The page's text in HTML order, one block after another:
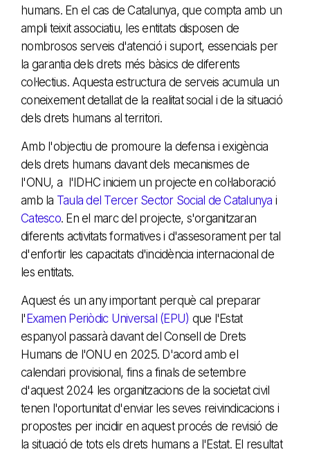
humans. En el cas de Catalunya, que compta amb un
ampli teixit associatiu, les entitats disposen de
nombrosos serveis d'atenció i suport, essencials per
la garantia dels drets més bàsics de diferents
col·lectius. Aquesta estructura de serveis acumula un
coneixement detallat de la realitat social i de la situació
dels drets humans al territori.
Amb l'objectiu de promoure la defensa i exigència
dels drets humans davant dels mecanismes de
l'ONU, a l'IDHC iniciem un projecte en col·laboració
amb la Taula del Tercer Sector Social de Catalunya i
Catesco. En el marc del projecte, s'organitzaran
diferents activitats formatives i d'assesorament per tal
d'enfortir les capacitats d'incidència internacional de
les entitats.
Aquest és un any important perquè cal preparar
l'Examen Periòdic Universal (EPU) que l'Estat
espanyol passarà davant del Consell de Drets
Humans de l'ONU en 2025. D'acord amb el
calendari provisional, fins a finals de setembre
d'aquest 2024 les organitzacions de la societat civil
tenen l'oportunitat d'enviar les seves reivindicacions i
propostes per incidir en aquest procés de revisió de
la situació de tots els drets humans a l'Estat. El resultat